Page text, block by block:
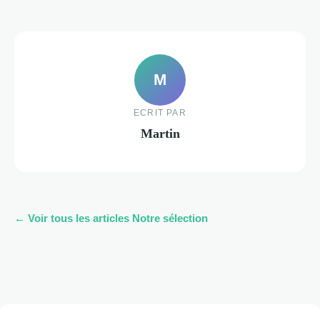
M
ECRIT PAR
Martin
← Voir tous les articles Notre sélection